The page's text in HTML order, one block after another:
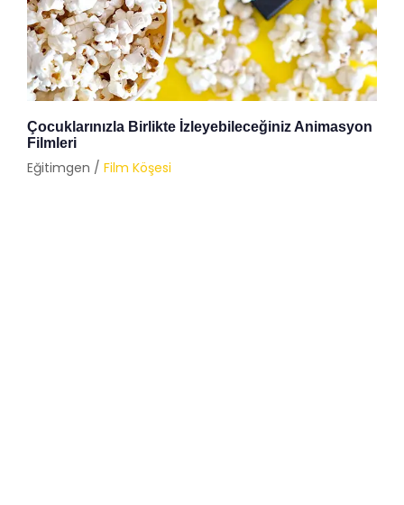
Çocuklarınızla Birlikte İzleyebileceğiniz Animasyon
Filmleri
Eğitimgen / Film Köşesi